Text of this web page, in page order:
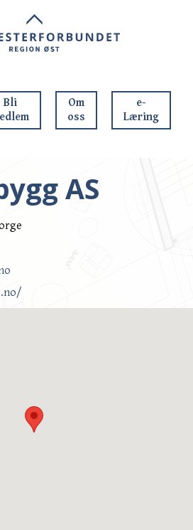
Bli
Om
oss
e-
Læring
AS